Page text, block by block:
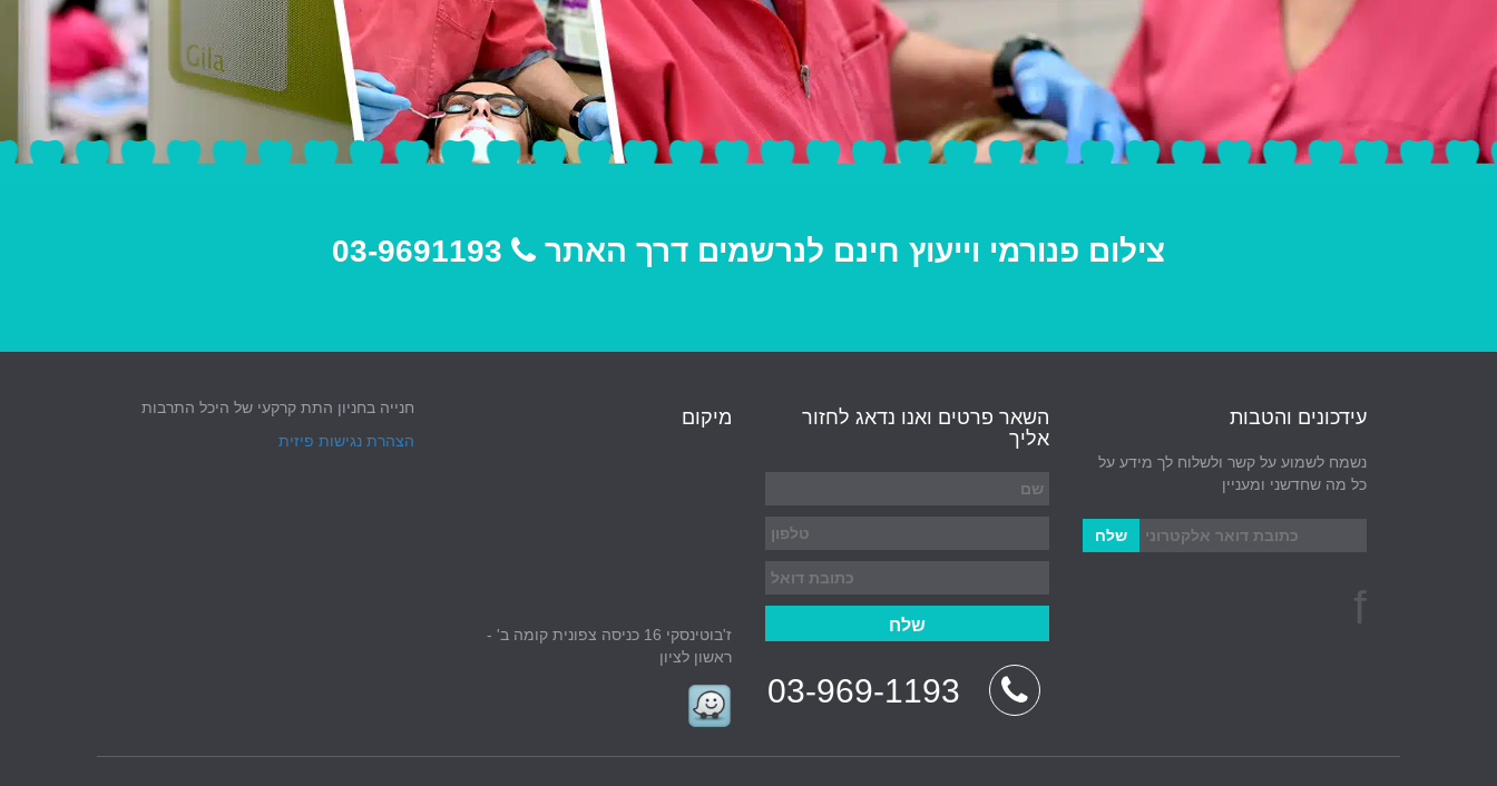
צילום פנורמי וייעוץ חינם לנרשמים דרך האתר
עידכונים והטבות
נשמח לשמוע על קשר ולשלוח לך מידע על
כל מה שחדשני ומעניין
f
השאר פרטים ואנו נדאג לחזור
אליך
מיקום
ז'בוטינסקי 16 כניסה צפונית קומה ב' -
ראשון לציון
חנייה בחניון התת קרקעי של היכל התרבות
הצהרת נגישות פיזית